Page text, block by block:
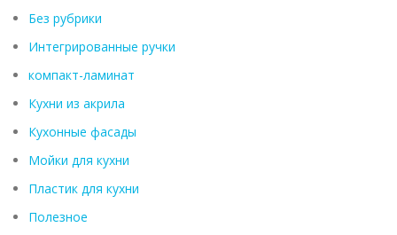
Без рубрики
Интегрированные ручки
компакт-ламинат
Кухни из акрила
Кухонные фасады
Мойки для кухни
Пластик для кухни
Полезное